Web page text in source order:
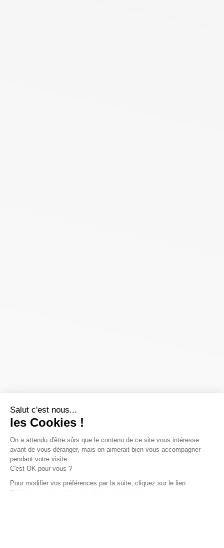
Salut c'est nous...
les Cookies !
On a attendu d'être sûrs que le contenu de ce site vous intéresse
avant de vous déranger, mais on aimerait bien vous accompagner
pendant votre visite...
C'est OK pour vous ?
Pour modifier vos préférences par la suite, cliquez sur le lien
'Préférences de cookies' situé dans le pied de page.